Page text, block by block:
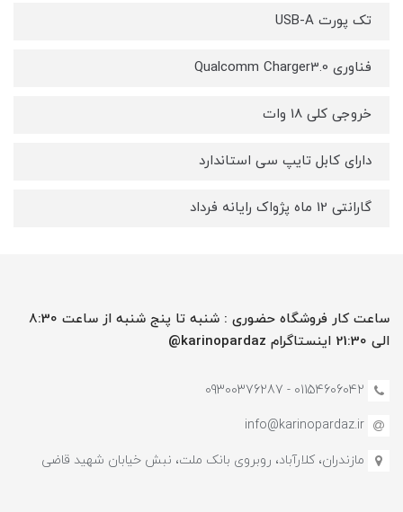
تک پورت USB-A
فناوری Qualcomm Charger3.0
خروجی کلی 18 وات
دارای کابل تایپ سی استاندارد
گارانتی 12 ماه پژواک رایانه فرداد
ساعت کار فروشگاه حضوری : شنبه تا پنج شنبه از ساعت 8:30
الی 21:30 اینستاگرام karinopardaz@
01154606042 - 09300376287
info@karinopardaz.ir
مازندران، کلارآباد، روبروی بانک ملت، نبش خیابان شهید قاضی